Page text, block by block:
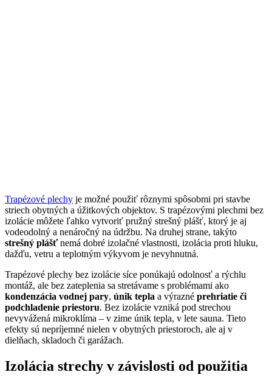
Trapézové plechy je možné použiť rôznymi spôsobmi pri stavbe
striech obytných a úžitkových objektov. S trapézovými plechmi bez
izolácie môžete ľahko vytvoriť pružný strešný plášť, ktorý je aj
vodeodolný a nenáročný na údržbu. Na druhej strane, takýto
strešný plášťnemá dobré izolačné vlastnosti, izolácia proti hluku,
dažďu, vetru a teplotným výkyvom je nevyhnutná.
Trapézové plechy bez izolácie síce ponúkajú odolnosť a rýchlu
montáž, ale bez zateplenia sa stretávame s problémami ako
kondenzácia vodnej pary, únik tepla a výrazné prehriatie či
podchladenie priestoru. Bez izolácie vzniká pod strechou
nevyvážená mikroklíma – v zime únik tepla, v lete sauna. Tieto
efekty sú nepríjemné nielen v obytných priestoroch, ale aj v
dielňach, skladoch či garážach.
Izolácia strechy v závislosti od použitia